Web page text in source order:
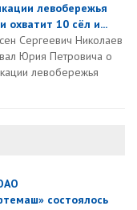
левобережья
охватит 10 сёл и...
Сергеевич Николаев
Юрия Петровича о
левобережья
состоялось